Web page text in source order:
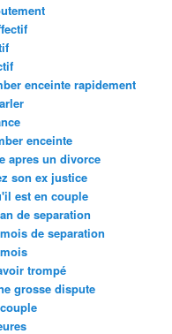
enceinte rapidement
enceinte
apres un divorce
son ex justice
est en couple
de separation
de separation
trompé
grosse dispute